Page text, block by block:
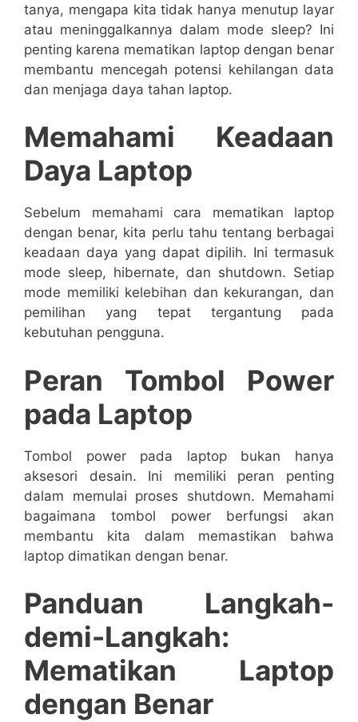
tanya, mengapa kita tidak hanya menutup layar
atau meninggalkannya dalam mode sleep? Ini
penting karena mematikan laptop dengan benar
membantu mencegah potensi kehilangan data
dan menjaga daya tahan laptop.
Memahami Keadaan
Daya Laptop
Sebelum memahami cara mematikan laptop
dengan benar, kita perlu tahu tentang berbagai
keadaan daya yang dapat dipilih. Ini termasuk
mode sleep, hibernate, dan shutdown. Setiap
mode memiliki kelebihan dan kekurangan, dan
pemilihan yang tepat tergantung pada
kebutuhan pengguna.
Peran Tombol Power
pada Laptop
Tombol power pada laptop bukan hanya
aksesori desain. Ini memiliki peran penting
dalam memulai proses shutdown. Memahami
bagaimana tombol power berfungsi akan
membantu kita dalam memastikan bahwa
laptop dimatikan dengan benar.
Panduan Langkah-
demi-Langkah:
Mematikan Laptop
dengan Benar